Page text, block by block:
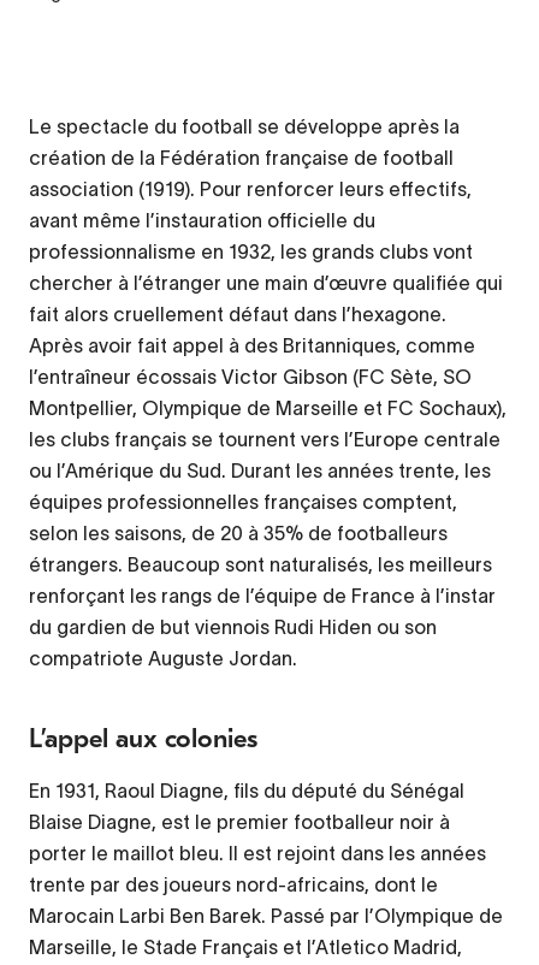
Le spectacle du football se développe après la
création de la Fédération française de football
association (1919). Pour renforcer leurs effectifs,
avant même l’instauration officielle du
professionnalisme en 1932, les grands clubs vont
chercher à l’étranger une main d’œuvre qualifiée qui
fait alors cruellement défaut dans l’hexagone.
Après avoir fait appel à des Britanniques, comme
l’entraîneur écossais Victor Gibson (FC Sète, SO
Montpellier, Olympique de Marseille et FC Sochaux),
les clubs français se tournent vers l’Europe centrale
ou l’Amérique du Sud. Durant les années trente, les
équipes professionnelles françaises comptent,
selon les saisons, de 20 à 35% de footballeurs
étrangers. Beaucoup sont naturalisés, les meilleurs
renforçant les rangs de l’équipe de France à l’instar
du gardien de but viennois Rudi Hiden ou son
compatriote Auguste Jordan.
L’appel aux colonies
En 1931, Raoul Diagne, fils du député du Sénégal
Blaise Diagne, est le premier footballeur noir à
porter le maillot bleu. Il est rejoint dans les années
trente par des joueurs nord-africains, dont le
Marocain Larbi Ben Barek. Passé par l’Olympique de
Marseille, le Stade Français et l’Atletico Madrid,